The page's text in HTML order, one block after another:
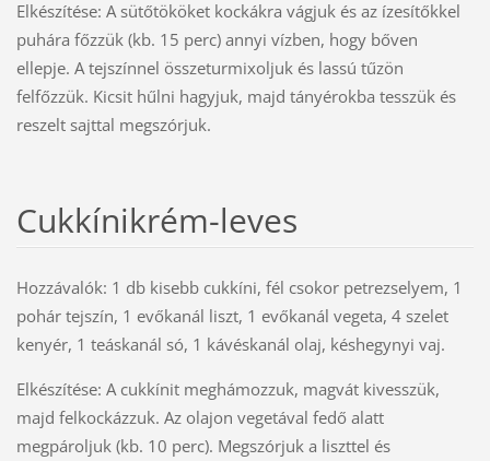
Elkészítése: A sütőtököket kockákra vágjuk és az ízesítőkkel
puhára főzzük (kb. 15 perc) annyi vízben, hogy bőven
ellepje. A tejszínnel összeturmixoljuk és lassú tűzön
felfőzzük. Kicsit hűlni hagyjuk, majd tányérokba tesszük és
reszelt sajttal megszórjuk.
Cukkínikrém-leves
Hozzávalók: 1 db kisebb cukkíni, fél csokor petrezselyem, 1
pohár tejszín, 1 evőkanál liszt, 1 evőkanál vegeta, 4 szelet
kenyér, 1 teáskanál só, 1 kávéskanál olaj, késhegynyi vaj.
Elkészítése: A cukkínit meghámozzuk, magvát kivesszük,
majd felkockázzuk. Az olajon vegetával fedő alatt
megpároljuk (kb. 10 perc). Megszórjuk a liszttel és